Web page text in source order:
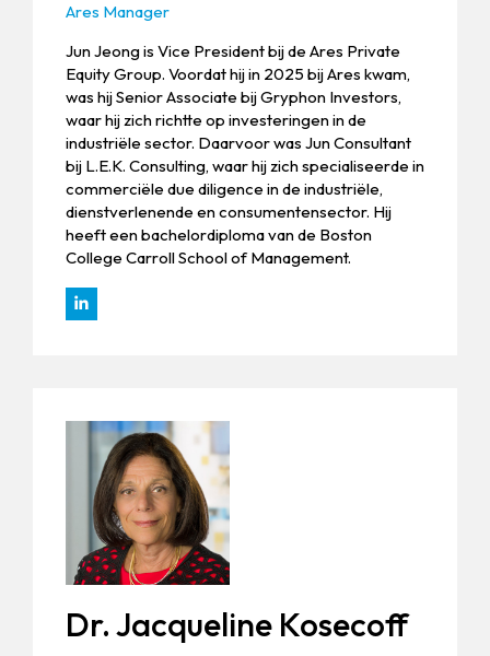
Ares Manager
Jun Jeong is Vice President bij de Ares Private
Equity Group. Voordat hij in 2025 bij Ares kwam,
was hij Senior Associate bij Gryphon Investors,
waar hij zich richtte op investeringen in de
industriële sector. Daarvoor was Jun Consultant
bij L.E.K. Consulting, waar hij zich specialiseerde in
commerciële due diligence in de industriële,
dienstverlenende en consumentensector. Hij
heeft een bachelordiploma van de Boston
College Carroll School of Management.
Dr. Jacqueline Kosecoff